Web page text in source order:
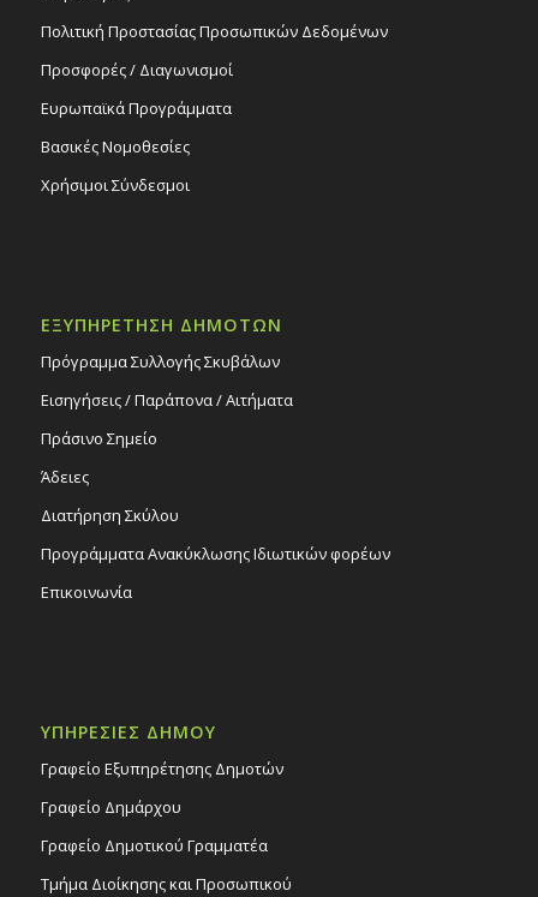
Πολιτική Προστασίας Προσωπικών Δεδομένων
Προσφορές / Διαγωνισμοί
Ευρωπαϊκά Προγράμματα
Βασικές Νομοθεσίες
Χρήσιμοι Σύνδεσμοι
ΕΞΥΠΗΡΕΤΗΣΗ ΔΗΜΟΤΩΝ
Πρόγραμμα Συλλογής Σκυβάλων
Εισηγήσεις / Παράπονα / Αιτήματα
Πράσινο Σημείο
Άδειες
Διατήρηση Σκύλου
Προγράμματα Ανακύκλωσης Ιδιωτικών φορέων
Επικοινωνία
ΥΠΗΡΕΣΙΕΣ ΔΗΜΟΥ
Γραφείο Εξυπηρέτησης Δημοτών
Γραφείο Δημάρχου
Γραφείο Δημοτικού Γραμματέα
Τμήμα Διοίκησης και Προσωπικού